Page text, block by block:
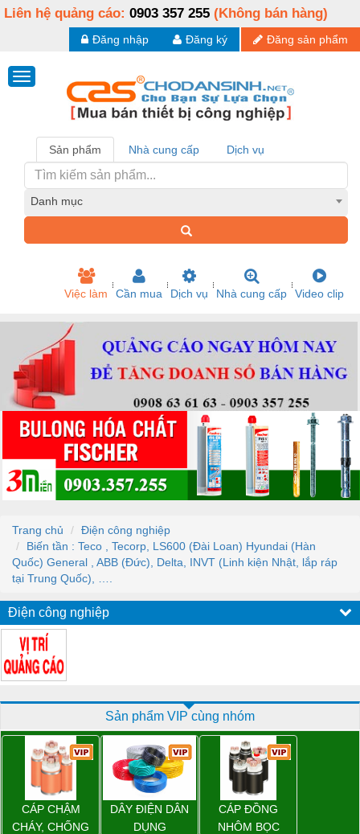
Liên hệ quảng cáo: 0903 357 255 (Không bán hàng)
Đăng sản phẩm
Đăng ký
Đăng nhập
Sản phẩm Nhà cung cấp Dịch vụ
Danh mục
Việc làm Cần mua Dịch vụ Nhà cung cấp Video clip
Trang chủ
Điện công nghiệp
Biến tần : Teco , Tecorp, LS600 (Đài Loan) Hyundai (Hàn
Quốc) General , ABB (Đức), Delta, INVT (Linh kiện Nhật, lắp ráp
tại Trung Quốc), ….
Điện công nghiệp
Sản phẩm VIP cùng nhóm
CÁP CHẬM
CHÁY, CHỐNG
DÂY ĐIỆN DÂN
DỤNG
CÁP ĐỒNG
NHÔM BỌC